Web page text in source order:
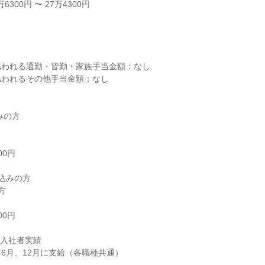
6300円 〜 27万4300円
れる通勤・皆勤・家族手当金額：なし
れるその他手当金額：なし
の方
円
みの方
円
社者実績
、12月に支給（各職種共通）